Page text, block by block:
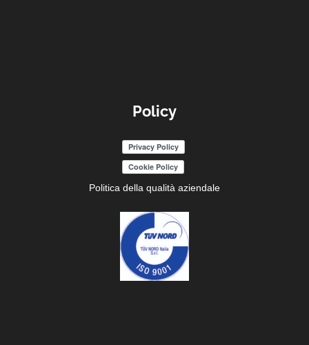
Policy
Politica della qualità aziendale